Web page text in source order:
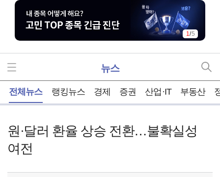
1/5
뉴스
전체뉴스 랭킹뉴스 경제 증권 산업·IT 부동산
원·달러 환율 상승 전환…불확실성
여전